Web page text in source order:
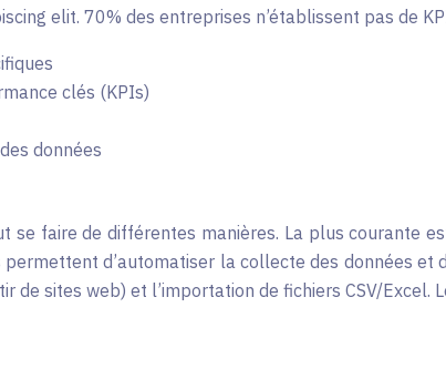
elit. 70% des entreprises n’établissent pas de
clés (KPIs)
données
se faire de différentes manières. La plus courante
d’automatiser la collecte des données
de sites web) et l’importation de fichiers CSV/